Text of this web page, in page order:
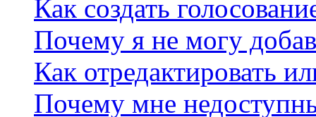
Как создать
Почему я не могу
Как отредактировать
Почему мне